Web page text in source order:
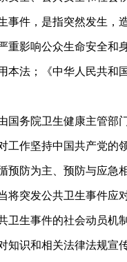
件，是指突然发生，
重影响公众生命安全和
法；《中华人民共和
务院卫生健康主管部
工作坚持中国共产党的
防为主、预防与应急
突发公共卫生事件应
生事件的社会动员机
识和相关法律法规宣